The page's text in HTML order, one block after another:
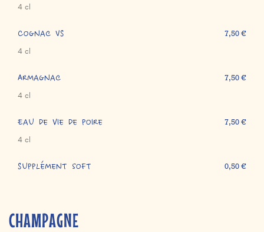
4 cl
Cognac VS
4 cl
7,50 €
Armagnac
4 cl
7,50 €
Eau de vie de poire
4 cl
7,50 €
Supplément soft 0,50 €
CHAMPAGNE